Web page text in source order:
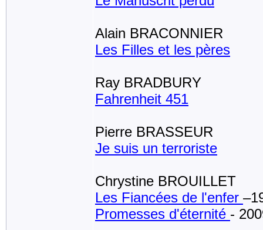
Alain BRACONNIER
Les Filles et les pères
Ray BRADBURY
Fahrenheit 451
Pierre BRASSEUR
Je suis un terroriste
Chrystine BROUILLET
Les Fiancées de l'enfer
Promesses d'éternité -